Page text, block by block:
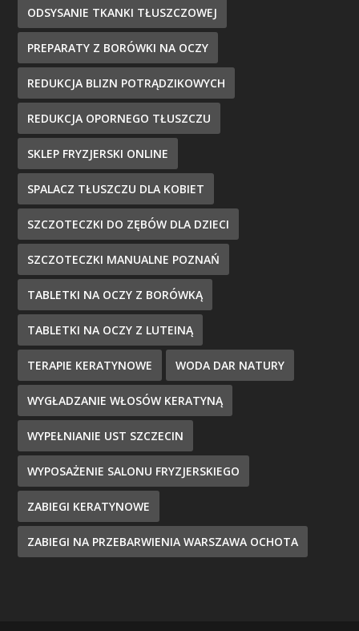
ODSYSANIE TKANKI TŁUSZCZOWEJ
PREPARATY Z BORÓWKI NA OCZY
REDUKCJA BLIZN POTRĄDZIKOWYCH
REDUKCJA OPORNEGO TŁUSZCZU
SKLEP FRYZJERSKI ONLINE
SPALACZ TŁUSZCZU DLA KOBIET
SZCZOTECZKI DO ZĘBÓW DLA DZIECI
SZCZOTECZKI MANUALNE POZNAŃ
TABLETKI NA OCZY Z BORÓWKĄ
TABLETKI NA OCZY Z LUTEINĄ
TERAPIE KERATYNOWE WODA DAR NATURY
WYGŁADZANIE WŁOSÓW KERATYNĄ
WYPEŁNIANIE UST SZCZECIN
WYPOSAŻENIE SALONU FRYZJERSKIEGO
ZABIEGI KERATYNOWE
ZABIEGI NA PRZEBARWIENIA WARSZAWA OCHOTA